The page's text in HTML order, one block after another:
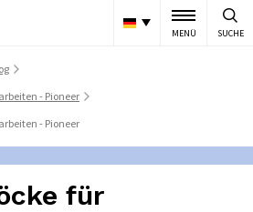
MENÜ SUCHE
- Pioneer
- Pioneer
für